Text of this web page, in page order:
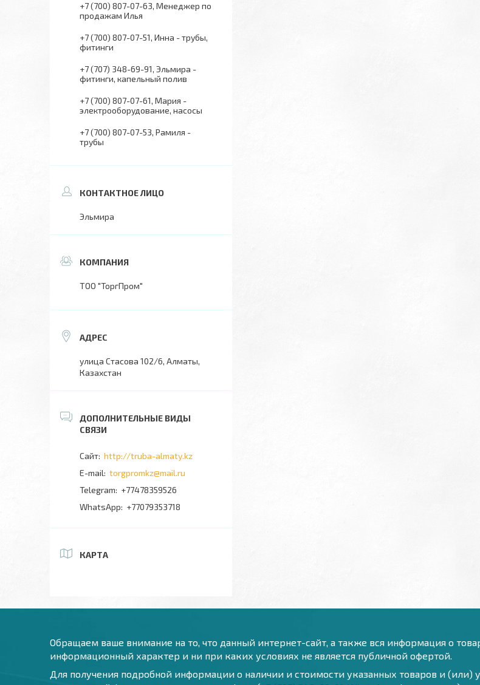
+7 (700) 807-07-63 Менеджер по
продажам Илья
+7 (700) 807-07-51 Инна - трубы,
фитинги
+7 (707) 348-69-91 Эльмира -
фитинги, капельный полив
+7 (700) 807-07-61 Мария -
электрооборудование, насосы
+7 (700) 807-07-53 Рамиля -
трубы
Эльмира
ТОО "ТоргПром"
улица Стасова 102/6, Алматы,
Казахстан
http://truba-almaty.kz
torgpromkz@mail.ru
+77478359526
+77079353718
КАРТА
Обращаем ваше внимание на то, что данный интернет-сайт, а также вся информация о
информационный характер и ни при каких условиях не является публичной офертой.
Для получения подробной информации о наличии и стоимости указанных товаров и